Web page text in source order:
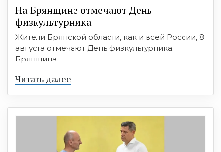
На Брянщине отмечают День
физкультурника
Жители Брянской области, как и всей России, 8
августа отмечают День физкультурника.
Брянщина ...
Читать далее